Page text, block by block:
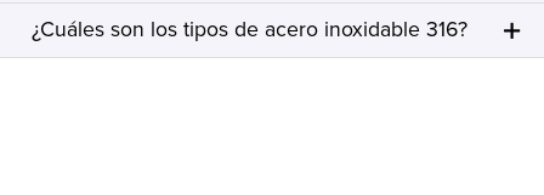
¿Cuáles son los tipos de acero inoxidable 316?